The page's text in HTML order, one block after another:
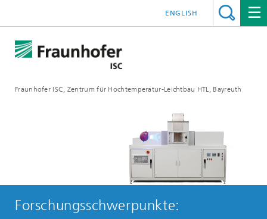
Fraunhofer ISC, Zentrum für Hochtemperatur-Leichtbau HTL, Bayreuth
ENGLISH
Forschungsschwerpunkte: